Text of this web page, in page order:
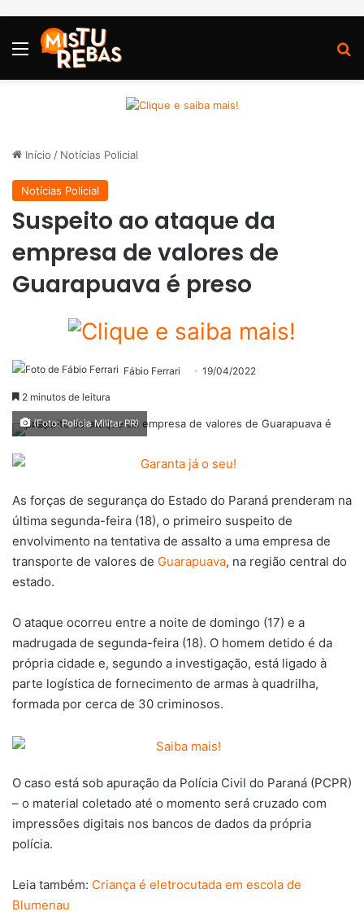
Menu
Início / Notícias Policial
Notícias Policial
Suspeito ao ataque da
empresa de valores de
Guarapuava é preso
Fábio Ferrari 19/04/2022
2 minutos de leitura
(Foto: Polícia Militar PR)
As forças de segurança do Estado do Paraná prenderam na
última segunda-feira (18), o primeiro suspeito de
envolvimento na tentativa de assalto a uma empresa de
transporte de valores de Guarapuava, na região central do
estado.
O ataque ocorreu entre a noite de domingo (17) e a
madrugada de segunda-feira (18). O homem detido é da
própria cidade e, segundo a investigação, está ligado à
parte logística de fornecimento de armas à quadrilha,
formada por cerca de 30 criminosos.
O caso está sob apuração da Polícia Civil do Paraná (PCPR)
– o material coletado até o momento será cruzado com
impressões digitais nos bancos de dados da própria
polícia.
Leia também: Criança é eletrocutada em escola de
Blumenau